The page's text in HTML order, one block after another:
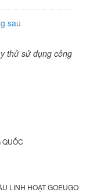
sau
thử sử dụng công
QUỐC
LINH HOẠT GOEUGO